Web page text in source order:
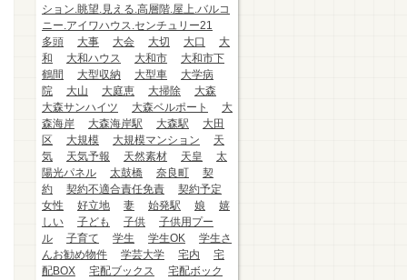
ション.眺望.見える.高層階.屋上.バルコ
ニー.アイワハウス.センチュリー21
多頭
大事 大会 大切 大口
大
和
大和ハウス 大和市
大和市下
鶴間
大型収納 大型車
大学病
院
大山 大庭恵 大掃除
大森
大森サンハイツ
大森ベルポート
大
森海岸
大森海岸駅 大森駅
大田
区
大規模 大規模マンション
天
気
天気予報 天然素材 天皇
太
陽光パネル
太鼓橋 奈良町
契
約
契約不適合責任免責
契約予定
女性
好立地 妻 始発駅 娘
嬉
しい
子ども 子供
子供用プー
ル
子育て 学生 学生OK
学生さ
んお勧め物件
学芸大学 宅内
宅
配BOX
宅配ブックス
宅配ボック